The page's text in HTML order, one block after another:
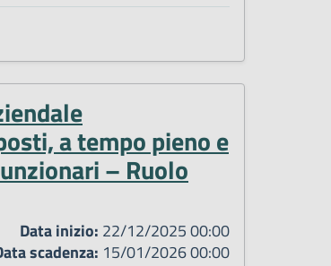
a tempo pieno e
– Ruolo
Data inizio: 22/12/2025 00:00
scadenza: 15/01/2026 00:00